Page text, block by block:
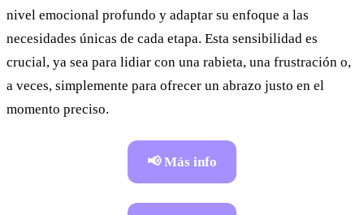
nivel emocional profundo y adaptar su enfoque a las
necesidades únicas de cada etapa. Esta sensibilidad es
crucial, ya sea para lidiar con una rabieta, una frustración o,
a veces, simplemente para ofrecer un abrazo justo en el
momento preciso.
📢 Más info